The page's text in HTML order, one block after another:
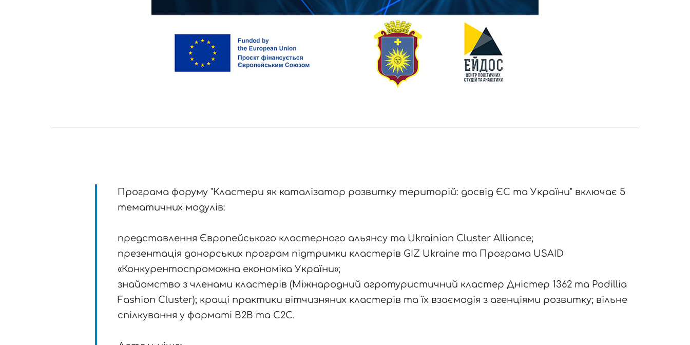
Програма форуму "Кластери як каталізатор розвитку територій: досвід ЄС та України" включає 5
тематичних модулів:
представлення Європейського кластерного альянсу та Ukrainian Cluster Alliance;
презентація донорських програм підтримки кластерів GIZ Ukraine та Програма USAID
«Конкурентоспроможна економіка України»;
знайомство з членами кластерів (Міжнародний агротуристичний кластер Дністер 1362 та Podillia
Fashion Cluster); кращі практики вітчизняних кластерів та їх взаємодія з агенціями розвитку; вільне
спілкування у форматі В2В та С2С.